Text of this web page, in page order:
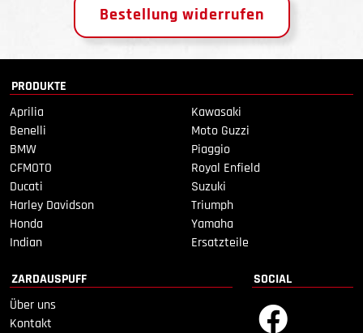
Bestellung widerrufen
PRODUKTE
Aprilia
Benelli
BMW
CFMOTO
Ducati
Harley Davidson
Honda
Indian
Kawasaki
Moto Guzzi
Piaggio
Royal Enfield
Suzuki
Triumph
Yamaha
Ersatzteile
ZARDAUSPUFF
Über uns
Kontakt
SOCIAL